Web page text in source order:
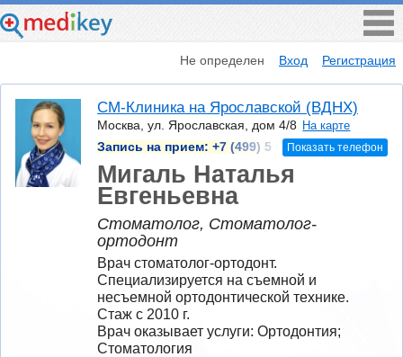
Не определен Вход Регистрация
СМ-Клиника на Ярославской (ВДНХ)
Москва, ул. Ярославская, дом 4/8 На карте
Запись на прием: +7 (499) 5 Показать телефон
Мигаль Наталья
Евгеньевна
Стоматолог, Стоматолог-
ортодонт
Врач стоматолог-ортодонт.
Специализируется на съемной и
несъемной ортодонтической технике.
Стаж с 2010 г.
Врач оказывает услуги: Ортодонтия;
Стоматология